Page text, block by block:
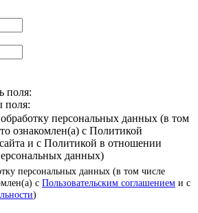
поля:
поля:
персональных данных (в том
ознакомлен(а) с Политикой
и с Политикой в отношении
данных)
персональных данных (в том числе
с Пользовательским соглашением и с
)